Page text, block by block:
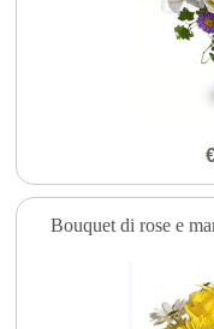
Bouquet di rose e